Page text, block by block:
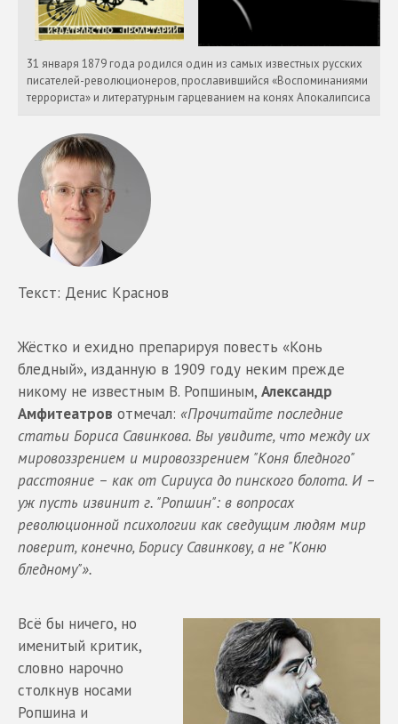
31 января 1879 года родился один из самых известных русских
писателей-революционеров, прославившийся «Воспоминаниями
террориста» и литературным гарцеванием на конях Апокалипсиса
Текст: Денис Краснов
Жёстко и ехидно препарируя повесть «Конь
бледный», изданную в 1909 году неким прежде
никому не известным В. Ропшиным, Александр
Амфитеатров отмечал: «Прочитайте последние
статьи Бориса Савинкова. Вы увидите, что между их
мировоззрением и мировоззрением "Коня бледного"
расстояние – как от Сириуса до пинского болота. И –
уж пусть извинит г. "Ропшин": в вопросах
революционной психологии как сведущим людям мир
поверит, конечно, Борису Савинкову, а не "Коню
бледному"».
Всё бы ничего, но
именитый критик,
словно нарочно
столкнув носами
Ропшина и